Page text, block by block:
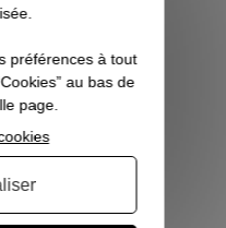
vous êtes, ici, sur
préférences à tout
au bas de
page.